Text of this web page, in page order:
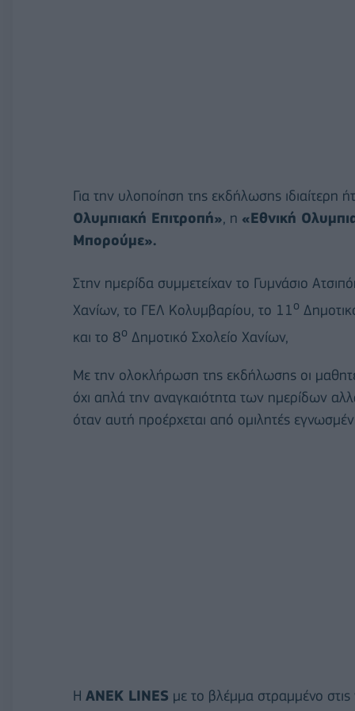
Για την υλοποίηση της εκδήλωσης
Ολυμπιακή Επιτροπή», η «Εθνική
Μπορούμε».
Στην ημερίδα συμμετείχαν το Γυμνάσιο
Χανίων, το ΓΕΛ Κολυμβαρίου, το 11ο
και το 8ο Δημοτικό Σχολείο Χανίων,
Με την ολοκλήρωση της εκδήλωσης οι
όχι απλά την αναγκαιότητα των ημερίδων
όταν αυτή προέρχεται από ομιλητές
Η ΑΝΕΚ LINES με το βλέμμα στραμμένο στις